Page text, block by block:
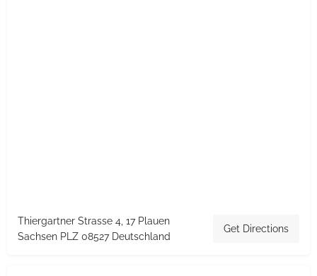
Thiergartner Strasse 4, 17 Plauen
Sachsen PLZ 08527 Deutschland
Get Directions